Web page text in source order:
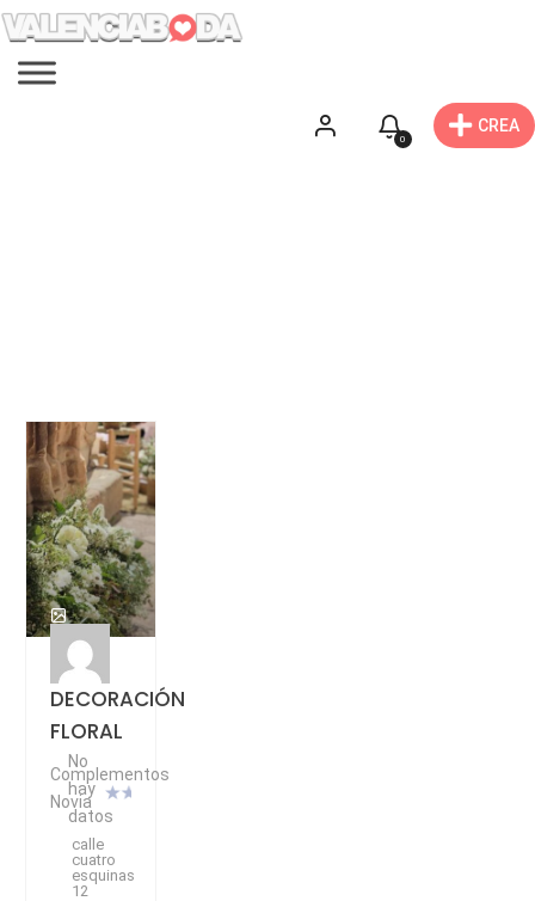
0
CREA
DECORACIÓN
FLORAL
Complementos
Novia
No
hay
datos
calle
cuatro
esquinas
12